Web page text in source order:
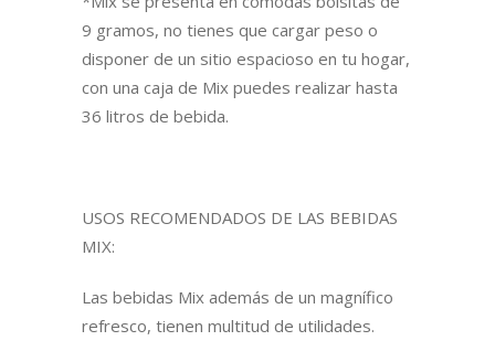
9 gramos, no tienes que cargar peso o
disponer de un sitio espacioso en tu hogar,
con una caja de Mix puedes realizar hasta
36 litros de bebida.
USOS RECOMENDADOS DE LAS BEBIDAS
MIX:
Las bebidas Mix además de un magnífico
refresco, tienen multitud de utilidades.